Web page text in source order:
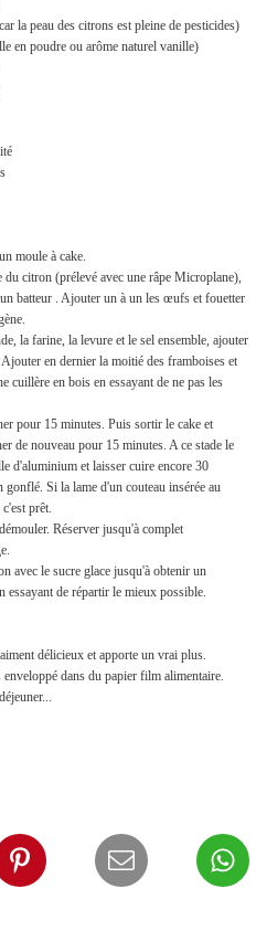
la peau des citrons est pleine de pesticides)
en poudre ou arôme naturel vanille)
moule à cake.
du citron (prélevé avec une râpe Microplane),
batteur . Ajouter un à un les œufs et fouetter
la farine, la levure et le sel ensemble, ajouter
en dernier la moitié des framboises et
cuillère en bois en essayant de ne pas les
pour 15 minutes. Puis sortir le cake et
de nouveau pour 15 minutes. A ce stade le
d'aluminium et laisser cuire encore 30
Si la lame d'un couteau insérée au
prêt.
Réserver jusqu'à complet
avec le sucre glace jusqu'à obtenir un
essayant de répartir le mieux possible.
délicieux et apporte un vrai plus.
dans du papier film alimentaire.